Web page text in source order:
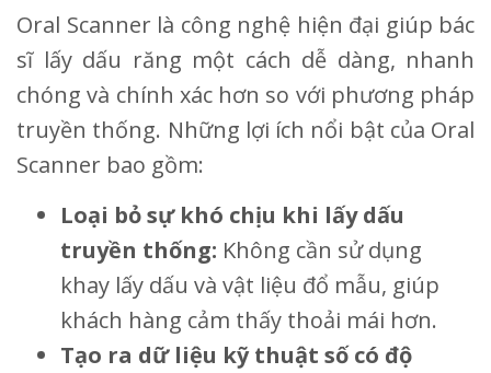
Oral Scanner là công nghệ hiện đại giúp bác
sĩ lấy dấu răng một cách dễ dàng, nhanh
chóng và chính xác hơn so với phương pháp
truyền thống. Những lợi ích nổi bật của Oral
Scanner bao gồm:
Loại bỏ sự khó chịu khi lấy dấu
truyền thống: Không cần sử dụng
khay lấy dấu và vật liệu đổ mẫu, giúp
khách hàng cảm thấy thoải mái hơn.
Tạo ra dữ liệu kỹ thuật số có độ